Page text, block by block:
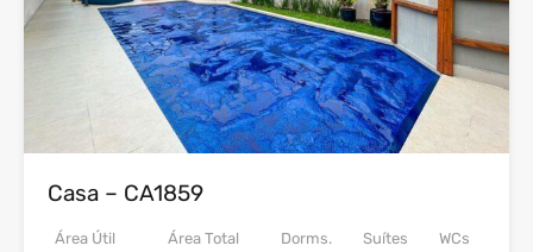
Casa – CA1859
Dorms.
WCs
Área Útil
Área Total
Suítes